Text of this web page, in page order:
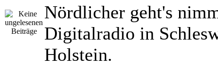
Nördlicher geht's
Digitalradio in
Holstein.